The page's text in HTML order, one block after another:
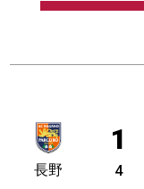
1
長野 4